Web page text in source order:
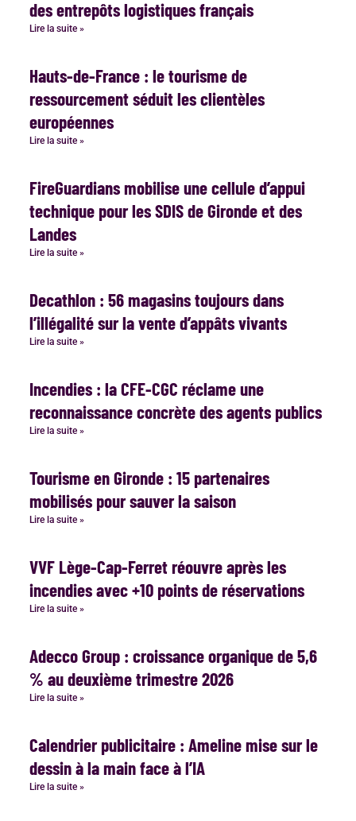
des entrepôts logistiques français
Lire la suite »
Hauts-de-France : le tourisme de
ressourcement séduit les clientèles
européennes
Lire la suite »
FireGuardians mobilise une cellule d’appui
technique pour les SDIS de Gironde et des
Landes
Lire la suite »
Decathlon : 56 magasins toujours dans
l’illégalité sur la vente d’appâts vivants
Lire la suite »
Incendies : la CFE-CGC réclame une
reconnaissance concrète des agents publics
Lire la suite »
Tourisme en Gironde : 15 partenaires
mobilisés pour sauver la saison
Lire la suite »
VVF Lège-Cap-Ferret réouvre après les
incendies avec +10 points de réservations
Lire la suite »
Adecco Group : croissance organique de 5,6
% au deuxième trimestre 2026
Lire la suite »
Calendrier publicitaire : Ameline mise sur le
dessin à la main face à l’IA
Lire la suite »